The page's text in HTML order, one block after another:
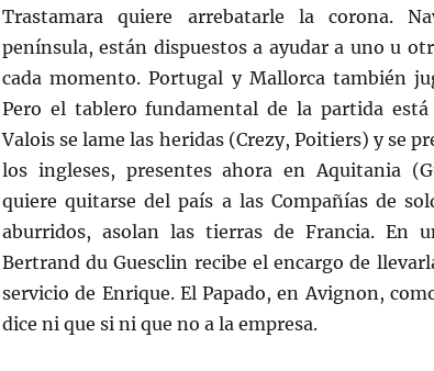
Trastamara quiere arrebatarle la corona.
península, están dispuestos a ayudar a uno u
cada momento. Portugal y Mallorca también
Pero el tablero fundamental de la partida
Valois se lame las heridas (Crezy, Poitiers) y se
los ingleses, presentes ahora en Aquitania
quiere quitarse del país a las Compañías de
aburridos, asolan las tierras de Francia. En
Bertrand du Guesclin recibe el encargo de
servicio de Enrique. El Papado, en Avignon,
dice ni que si ni que no a la empresa.